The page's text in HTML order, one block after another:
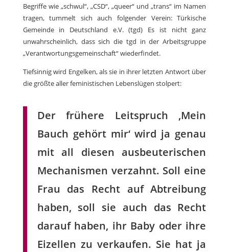
Begriffe wie „schwul“, „CSD“, „queer“ und „trans“ im Namen
tragen, tummelt sich auch folgender Verein: Türkische
Gemeinde in Deutschland e.V. (tgd) Es ist nicht ganz
unwahrscheinlich, dass sich die tgd in der Arbeitsgruppe
„Verantwortungsgemeinschaft“ wiederfindet.
Tiefsinnig wird Engelken, als sie in ihrer letzten Antwort über
die größte aller feministischen Lebenslügen stolpert:
Der frühere Leitspruch ‚Mein
Bauch gehört mir‘ wird ja genau
mit all diesen ausbeuterischen
Mechanismen verzahnt. Soll eine
Frau das Recht auf Abtreibung
haben, soll sie auch das Recht
darauf haben, ihr Baby oder ihre
Eizellen zu verkaufen. Sie hat ja